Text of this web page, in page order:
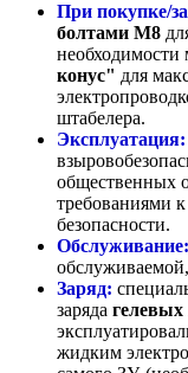
При покупке/
болтами М8
необходимости
конус" для
штабелера.
Эксплуатация:
общественных
требованиями
безопасности.
Обслуживание:
Заряд:
заряда
жидким